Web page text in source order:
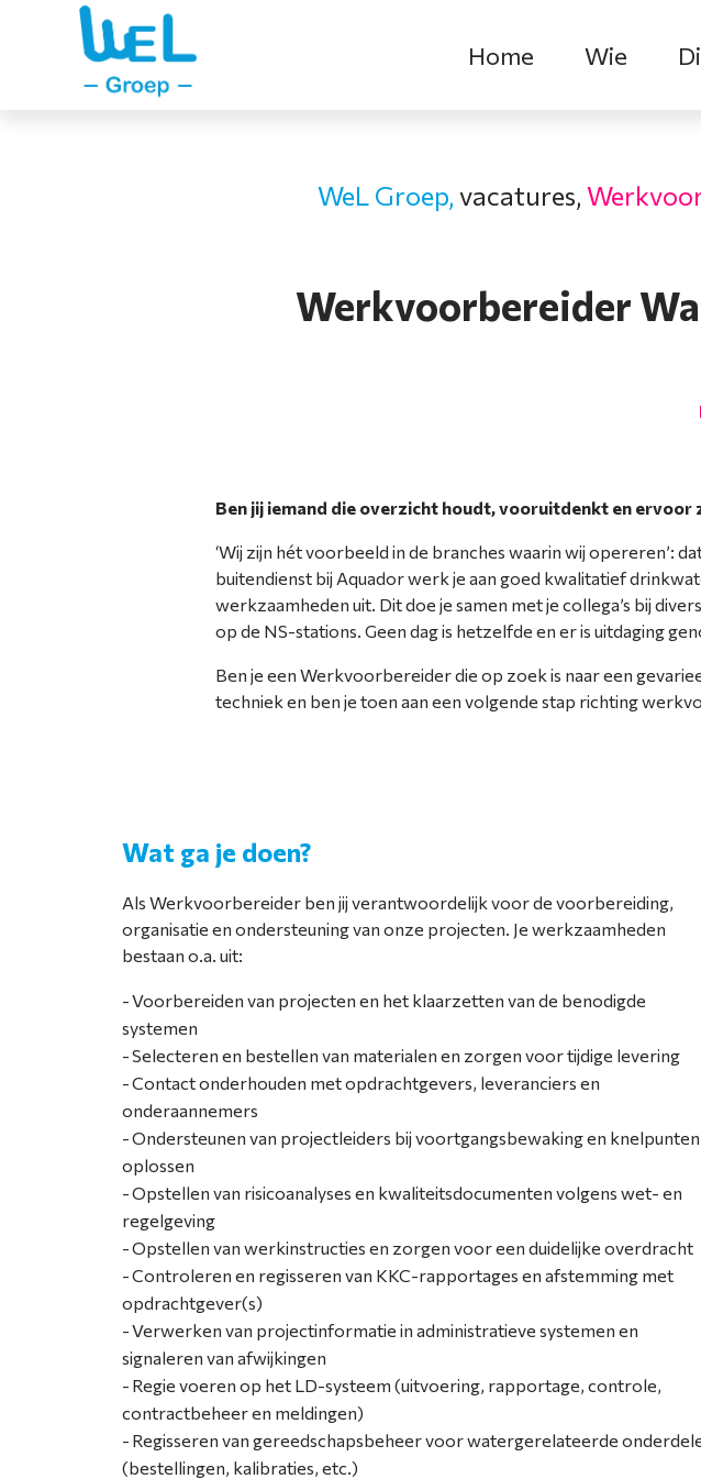
Home Wie
WeL Groep, vacatures,
Werkvoorbereider
Ben jij iemand die overzicht houdt, vooruitdenkt en
‘Wij zijn hét voorbeeld in de branches waarin wij opereren’:
buitendienst bij Aquador werk je aan goed kwalitatief
werkzaamheden uit. Dit doe je samen met je collega’s bij
op de NS-stations. Geen dag is hetzelfde en er is uitdaging
Ben je een Werkvoorbereider die op zoek is naar een
techniek en ben je toen aan een volgende stap richting
Wat ga je doen?
Als Werkvoorbereider ben jij verantwoordelijk voor de voorbereiding,
organisatie en ondersteuning van onze projecten. Je werkzaamheden
bestaan o.a. uit:
Voorbereiden van projecten en het klaarzetten van de benodigde
systemen
Selecteren en bestellen van materialen en zorgen voor tijdige levering
Contact onderhouden met opdrachtgevers, leveranciers en
onderaannemers
Ondersteunen van projectleiders bij voortgangsbewaking en knelpunten
oplossen
Opstellen van risicoanalyses en kwaliteitsdocumenten volgens wet- en
regelgeving
Opstellen van werkinstructies en zorgen voor een duidelijke overdracht
Controleren en regisseren van KKC-rapportages en afstemming met
opdrachtgever(s)
Verwerken van projectinformatie in administratieve systemen en
signaleren van afwijkingen
Regie voeren op het LD-systeem (uitvoering, rapportage, controle,
contractbeheer en meldingen)
Regisseren van gereedschapsbeheer voor watergerelateerde
(bestellingen, kalibraties, etc.)